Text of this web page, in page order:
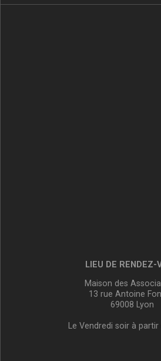
LIEU DE RENDEZ-
Maison des
13 rue Antoine
69008 Lyon
Le Vendredi soir à